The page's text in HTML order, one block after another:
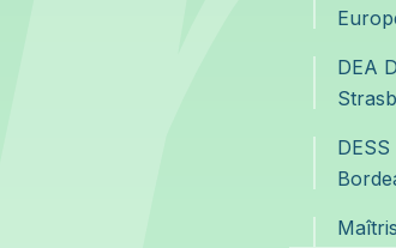
DEA